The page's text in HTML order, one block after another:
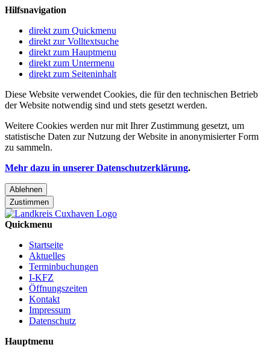
Hilfsnavigation
direkt zum Quickmenu
direkt zur Volltextsuche
direkt zum Hauptmenu
direkt zum Untermenu
direkt zum Seiteninhalt
Diese Website verwendet Cookies, die für den technischen Betrieb
der Website notwendig sind und stets gesetzt werden.
Weitere Cookies werden nur mit Ihrer Zustimmung gesetzt, um
statistische Daten zur Nutzung der Website in anonymisierter Form
zu sammeln.
Mehr dazu in unserer Datenschutzerklärung.
Ablehnen
Zustimmen
Quickmenu
Startseite
Aktuelles
Terminbuchungen
I-KFZ
Öffnungszeiten
Kontakt
Impressum
Datenschutz
Hauptmenu